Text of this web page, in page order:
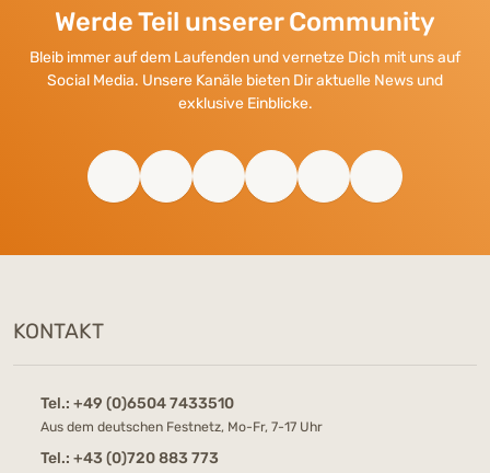
Werde Teil unserer Community
Bleib immer auf dem Laufenden und vernetze Dich mit uns auf
Social Media. Unsere Kanäle bieten Dir aktuelle News und
exklusive Einblicke.
KONTAKT
Tel.: +49 (0)6504 7433510
Aus dem deutschen Festnetz, Mo-Fr, 7-17 Uhr
Tel.: +43 (0)720 883 773